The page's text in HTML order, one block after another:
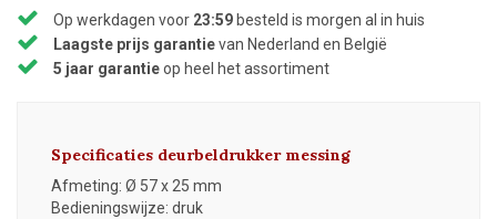
Op werkdagen voor 23:59 besteld is morgen al in huis
Laagste prijs garantievan Nederland en België
5 jaar garantieop heel het assortiment
Specificaties deurbeldrukker messing
Afmeting: Ø 57 x 25 mm
Bedieningswijze: druk